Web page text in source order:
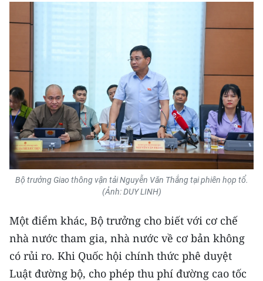
Bộ trưởng Giao thông vận tải Nguyễn Văn Thắng tại phiên họp tổ.
(Ảnh: DUY LINH)
Một điểm khác, Bộ trưởng cho biết với cơ chế
nhà nước tham gia, nhà nước về cơ bản không
có rủi ro. Khi Quốc hội chính thức phê duyệt
Luật đường bộ, cho phép thu phí đường cao tốc